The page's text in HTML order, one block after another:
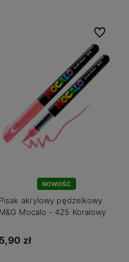
NOWOŚĆ
Pisak akrylowy pędzelkowy
M&G Mocalo - 425 Koralowy
5,90 zł
Do